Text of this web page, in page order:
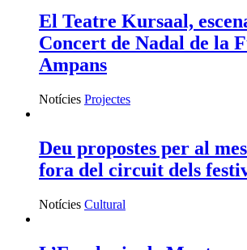
El Teatre Kursaal,
Concert de Nadal de la
Ampans
Notícies Projectes
Deu propostes per al
fora del circuit dels
Notícies Cultural